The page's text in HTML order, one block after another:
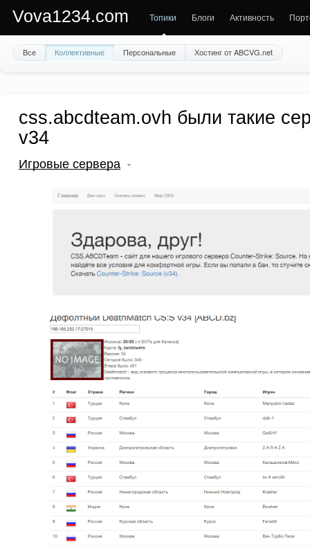
Vova1234.com Топики Блоги Активность
Все Коллективные Персональные Хостинг от ABCVG.net
css.abcdteam.ovh были такие
v34
Игровые сервера